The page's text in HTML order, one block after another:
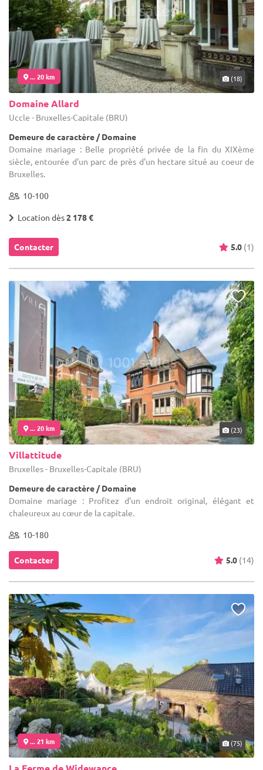
... 20 km (18)
Domaine Allard
Uccle - Bruxelles-Capitale (BRU)
Demeure de caractère / Domaine
Domaine mariage : Belle propriété privée de la fin du XIXème
siècle, entourée d'un parc de près d'un hectare situé au coeur de
Bruxelles.
10-100
Location dès2 178 €
Contacter 5.0 (1)
... 20 km (23)
Villattitude
Bruxelles - Bruxelles-Capitale (BRU)
Demeure de caractère / Domaine
Domaine mariage : Profitez d’un endroit original, élégant et
chaleureux au cœur de la capitale.
10-180
Contacter 5.0 (14)
... 21 km (75)